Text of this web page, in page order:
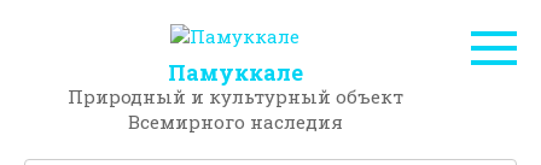
Памуккале
Природный и культурный объект
Всемирного наследия